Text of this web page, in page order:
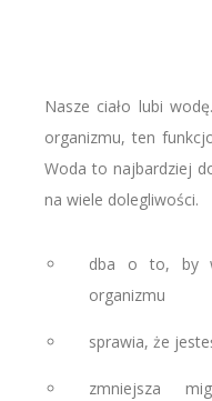
Nasze ciało lubi
organizmu, ten
Woda to najbardziej
na wiele dolegliwości.
dba o to, by
organizmu
sprawia, że
zmniejsza